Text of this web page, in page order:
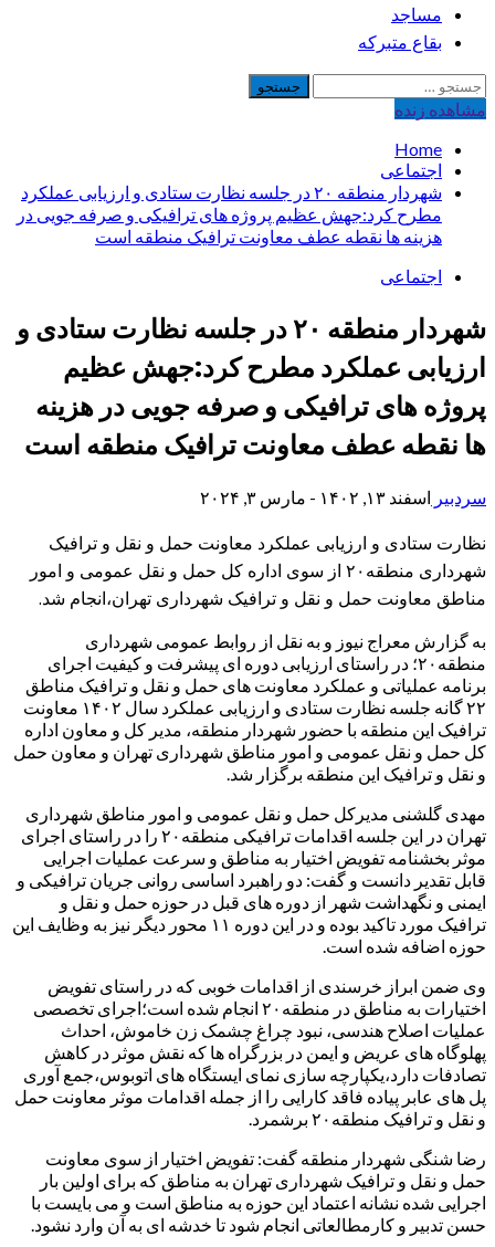
مساجد
بقاع متبرکه
جستجو
برای:
مشاهده‌ زنده
Home
اجتماعی
شهردار منطقه ٢٠ در جلسه نظارت ستادی و ارزیابی عملکرد
مطرح کرد:جهش عظیم پروژه های ترافیکی و صرفه جویی در
هزینه ها نقطه عطف معاونت ترافیک منطقه است
اجتماعی
شهردار منطقه ۲۰ در جلسه نظارت ستادی و
ارزیابی عملکرد مطرح کرد:جهش عظیم
پروژه های ترافیکی و صرفه جویی در هزینه
ها نقطه عطف معاونت ترافیک منطقه است
سردبیر اسفند ۱۳, ۱۴۰۲ - مارس ۳, ۲۰۲۴
نظارت ستادی و ارزیابی عملکرد معاونت حمل و نقل و ترافیک
شهرداری منطقه۲٠ از سوی اداره کل حمل و نقل عمومی و امور
مناطق معاونت حمل و نقل و ترافیک شهرداری تهران،انجام شد.
به گزارش معراج نیوز و به نقل از روابط عمومی شهرداری
منطقه۲۰؛ در راستای ارزیابی دوره ای پیشرفت و کیفیت اجرای
برنامه عملیاتی و عملکرد معاونت های حمل و نقل و ترافیک مناطق
۲۲ گانه جلسه نظارت ستادی و ارزیابی عملکرد سال ۱۴۰۲ معاونت
ترافیک این منطقه با حضور شهردار منطقه، مدیر کل و معاون اداره
کل حمل و نقل عمومی و امور مناطق شهرداری تهران و معاون حمل
و نقل و ترافیک این منطقه برگزار شد.
مهدی گلشنی مدیرکل حمل و نقل عمومی و امور مناطق شهرداری
تهران در این جلسه اقدامات ترافیکی منطقه۲۰ را در راستای اجرای
موثر بخشنامه تفویض اختیار به مناطق و سرعت عملیات اجرایی
قابل تقدیر دانست و گفت: دو راهبرد اساسی روانی جریان ترافیکی و
ایمنی و نگهداشت شهر از دوره های قبل در حوزه حمل و نقل و
ترافیک مورد تاکید بوده و در این دوره ۱۱ محور دیگر نیز به وظایف این
حوزه اضافه شده است.
وی ضمن ابراز خرسندی از اقدامات خوبی که در راستای تفویض
اختیارات به مناطق در منطقه۲۰ انجام شده است؛اجرای تخصصی
عملیات اصلاح هندسی، نبود چراغ چشمک زن خاموش، احداث
پهلوگاه های عریض و ایمن در بزرگراه ها که نقش موثر در کاهش
تصادفات دارد،یکپارچه سازی نمای ایستگاه های اتوبوس،جمع آوری
پل های عابر پیاده فاقد کارایی را از جمله اقدامات موثر معاونت حمل
و نقل و ترافیک منطقه۲۰ برشمرد.
رضا شنگی شهردار منطقه گفت: تفویض اختیار از سوی معاونت
حمل و نقل و ترافیک شهرداری تهران به مناطق که برای اولین بار
اجرایی شده نشانه اعتماد این حوزه به مناطق است و می بایست با
حسن تدبیر و کارمطالعاتی انجام شود تا خدشه ای به آن وارد نشود.